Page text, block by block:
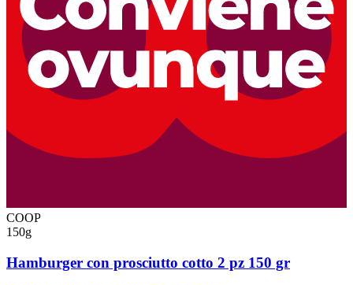
COOP
150g
Hamburger con prosciutto cotto 2 pz 150 gr